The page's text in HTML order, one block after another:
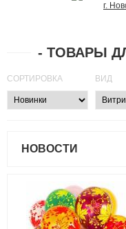
г.
- ТОВАРЫ
СОРТИРОВКА ВИД
НОВОСТИ